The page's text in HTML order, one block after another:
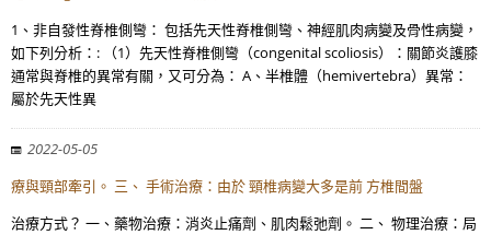
1、非自發性脊椎側彎： 包括先天性脊椎側彎、神經肌肉病變及骨性病變，
如下列分析：: （1）先天性脊椎側彎（congenital scoliosis）：關節炎護膝
通常與脊椎的異常有關，又可分為： A、半椎體（hemivertebra）異常：
屬於先天性異
2022-05-05
療與頸部牽引。 三、 手術治療：由於 頸椎病變大多是前 方椎間盤
治療方式？ 一、藥物治療：消炎止痛劑、肌肉鬆弛劑。 二、 物理治療：局